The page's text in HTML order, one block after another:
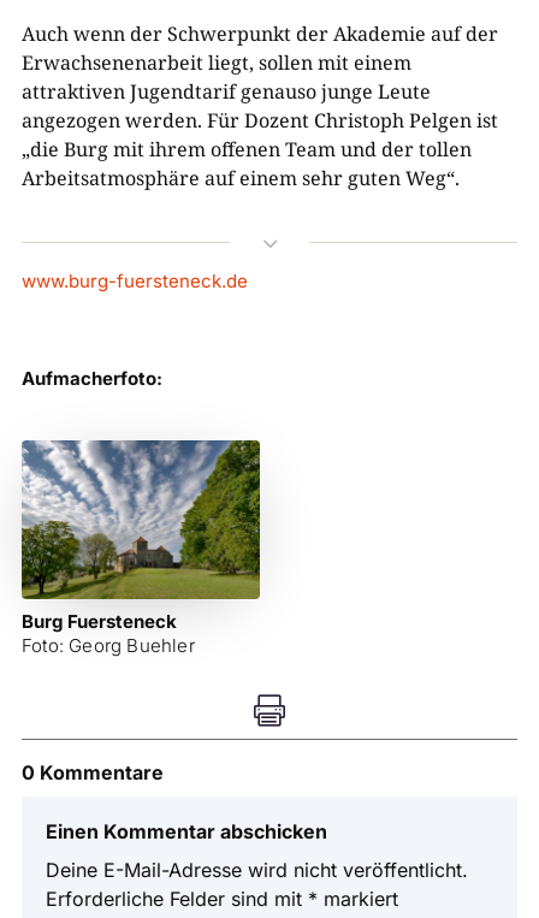
Auch wenn der Schwerpunkt der Akademie auf der
Erwachsenenarbeit liegt, sollen mit einem
attraktiven Jugendtarif genauso junge Leute
angezogen werden. Für Dozent Christoph Pelgen ist
„die Burg mit ihrem offenen Team und der tollen
Arbeitsatmosphäre auf einem sehr guten Weg“.
3
www.burg-fuersteneck.de
Aufmacherfoto:
Burg Fuersteneck
Foto: Georg Buehler

0 Kommentare
Einen Kommentar abschicken
Deine E-Mail-Adresse wird nicht veröffentlicht.
Erforderliche Felder sind mit * markiert